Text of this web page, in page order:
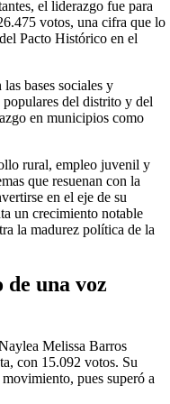
el liderazgo fue para
votos, una cifra que lo
Pacto Histórico en el
bases sociales y
del distrito y del
en municipios como
rural, empleo juvenil y
que resuenan con la
en el eje de su
un crecimiento notable
la madurez política de la
de una voz
Melissa Barros
con 15.092 votos. Su
pues superó a